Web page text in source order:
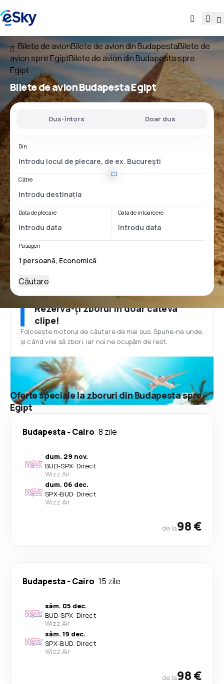
Bilete de avionBilete de avion din BudapestaBilete de
avion spre EgiptBilete de avion din Budapesta spre
Egipt
Bilete de avionBudapesta Egipt
Dus-întors Doar dus
Din
Către
Data de plecare Data de întoarcere
Pasageri
Căutare
Rezervă-ți zborul în doar câteva
clipe!
Folosește motorul de căutare de mai sus. Spune-ne unde
și când vrei să zbori, iar noi ne ocupăm de rest.
Oferte speciale la zboruri din Budapesta spre
Egipt
Budapesta- Cairo 8 zile
dum. 29 nov.
BUD-SPX· Direct
Wizz Air
dum. 06 dec.
SPX-BUD· Direct
Wizz Air
de la98 €
Budapesta- Cairo 15 zile
sâm. 05 dec.
BUD-SPX· Direct
Wizz Air
sâm. 19 dec.
SPX-BUD· Direct
Wizz Air
de la98 €